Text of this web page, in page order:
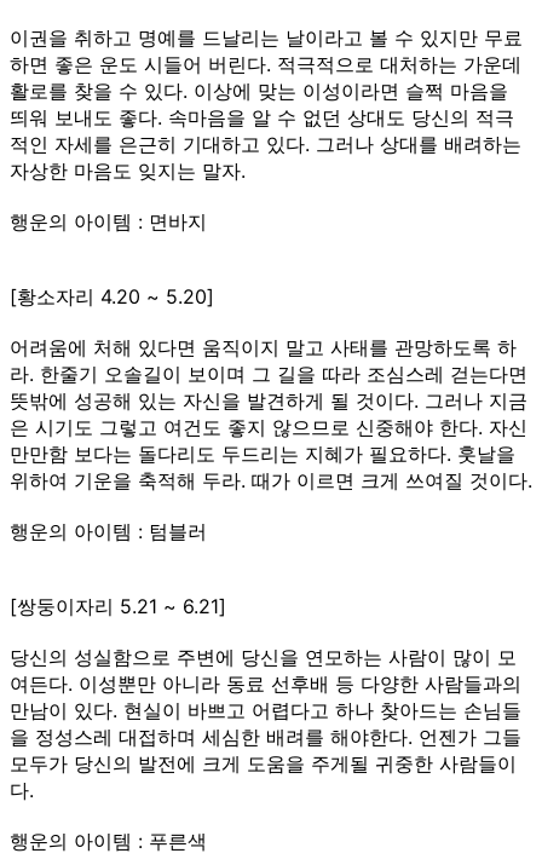
이권을 취하고 명예를 드날리는 날이라고 볼 수 있지만 무료
하면 좋은 운도 시들어 버린다. 적극적으로 대처하는 가운데
활로를 찾을 수 있다. 이상에 맞는 이성이라면 슬쩍 마음을
띄워 보내도 좋다. 속마음을 알 수 없던 상대도 당신의 적극
적인 자세를 은근히 기대하고 있다. 그러나 상대를 배려하는
자상한 마음도 잊지는 말자.
행운의 아이템 : 면바지
[황소자리 4.20 ~ 5.20]
어려움에 처해 있다면 움직이지 말고 사태를 관망하도록 하
라. 한줄기 오솔길이 보이며 그 길을 따라 조심스레 걷는다면
뜻밖에 성공해 있는 자신을 발견하게 될 것이다. 그러나 지금
은 시기도 그렇고 여건도 좋지 않으므로 신중해야 한다. 자신
만만함 보다는 돌다리도 두드리는 지혜가 필요하다. 훗날을
위하여 기운을 축적해 두라. 때가 이르면 크게 쓰여질 것이다.
행운의 아이템 : 텀블러
[쌍둥이자리 5.21 ~ 6.21]
당신의 성실함으로 주변에 당신을 연모하는 사람이 많이 모
여든다. 이성뿐만 아니라 동료 선후배 등 다양한 사람들과의
만남이 있다. 현실이 바쁘고 어렵다고 하나 찾아드는 손님들
을 정성스레 대접하며 세심한 배려를 해야한다. 언젠가 그들
모두가 당신의 발전에 크게 도움을 주게될 귀중한 사람들이
다.
행운의 아이템 : 푸른색